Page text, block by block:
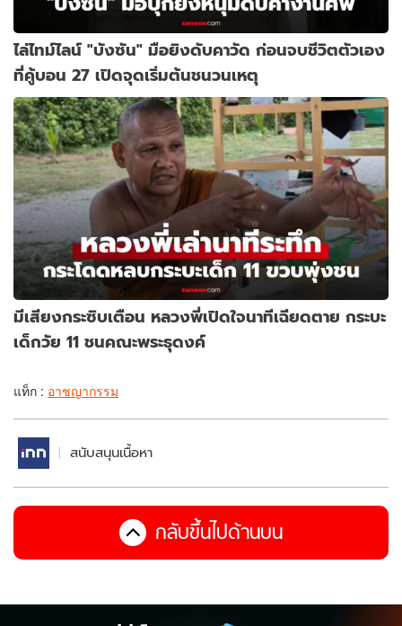
ไล่ไทม์ไลน์ "บังซัน" มือยิงดับคาวัด ก่อนจบชีวิตตัวเอง
ที่คู้บอน 27 เปิดจุดเริ่มต้นชนวนเหตุ
มีเสียงกระซิบเตือน หลวงพี่เปิดใจนาทีเฉียดตาย กระบะ
เด็กวัย 11 ชนคณะพระธุดงค์
แท็ก : อาชญากรรม
สนับสนุนเนื้อหา
กลับขึ้นไปด้านบน